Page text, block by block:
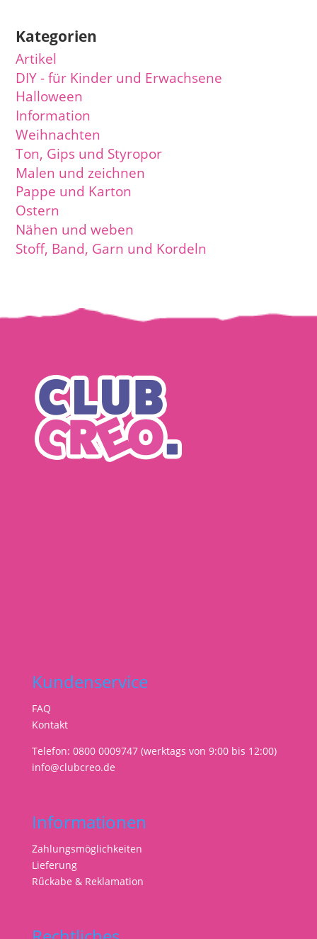
Kategorien
Artikel
DIY - für Kinder und Erwachsene
Halloween
Information
Weihnachten
Ton, Gips und Styropor
Malen und zeichnen
Pappe und Karton
Ostern
Nähen und weben
Stoff, Band, Garn und Kordeln
Kundenservice
FAQ
Kontakt
Telefon: 0800 0009747 (werktags von 9:00 bis 12:00)
info@clubcreo.de
Informationen
Zahlungsmöglichkeiten
Lieferung
Rűckabe & Reklamation